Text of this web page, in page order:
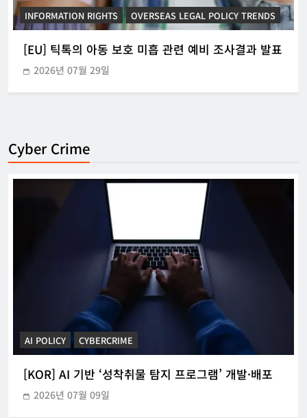
사결과 발표
강철하 선임기자 2026년 07월 29일
0
INFORMATION RIGHTS KOREAN ICT POLICY TRENDS
[KOR] ‘본인전송요구권’ 사전협의 지원 시범운영
2026년 07월 21일
Cyber Crime
CYBERCRIME POLICE INVESTIGATION ANNOUNCEMENT
[KOR] 3대 참사 허위정보 퍼뜨린 피의자 구속
2026년 05월 31일